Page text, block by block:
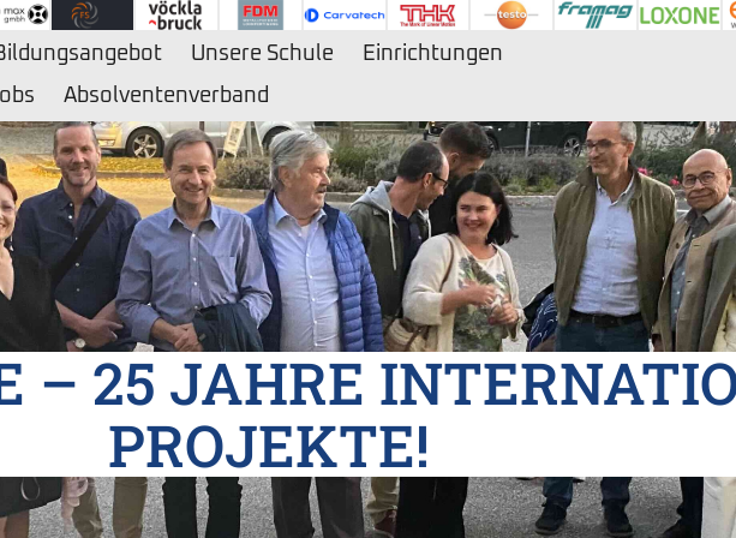
Unsere Schule
Einrichtungen
Absolventenverband
– 25 JAHRE
PROJEKTE!